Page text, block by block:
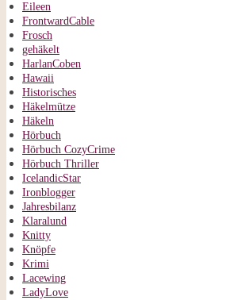
Eileen
FrontwardCable
Frosch
gehäkelt
HarlanCoben
Hawaii
Historisches
Häkelmütze
Häkeln
Hörbuch
Hörbuch CozyCrime
Hörbuch Thriller
IcelandicStar
Ironblogger
Jahresbilanz
Klaralund
Knitty
Knöpfe
Krimi
Lacewing
LadyLove